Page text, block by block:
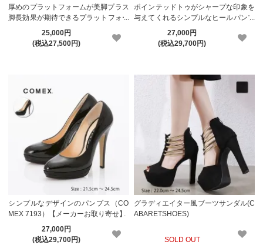
厚めのプラットフォームが美脚プラス
脚長効果が期待できるプラットフォー
ムオープントゥバックバンドパンプス
（COMEX 5412）【メーカーお取り
25,000円
(税込27,500円)
ポインテッドトゥがシャープな印象を
与えてくれるシンプルなヒールパンプ
ス（COMEX 5545）【メーカーお取
り寄せ】
27,000円
(税込29,700円)
シンプルなデザインのパンプス（CO
MEX 7193）【メーカーお取り寄せ】
27,000円
(税込29,700円)
グラディエイター風ブーツサンダル(C
ABARETSHOES)
SOLD OUT